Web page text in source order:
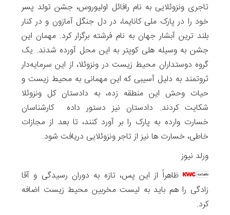
تاجری ونزوئلایی به نام رافائل اولیوروس، جشن تولد پسر
خود را در پارک ملی کانایما، در دل جنگل آمازون و در کنار
بلند ترین آبشار جهان به نام فرشته برگزار کرد. مهمان این
جشن به وسیله هلی کوپتر به این محل آورده شدند. یک
گروه دوستداران محیط زیست در ونزوئلا، از این سرمایه‌دار
ثروتمند به دلیل آسیبی که این مهمانی به محیط زیست و
حیات وحش این منطقه زده، به دادستان کل ونزوئلا
شکایت کردند. دادستان نیز دستور داده کارشناسان
خسارت وارده به پارک را بر آورد کنند، تا بعد از مجازات
خاطی، خسارت ها نیز از تاجر ونزوئلایی دریافت شود.
ورلد نیوز
ظاهراً از این پس، تازه به دوران رسیدگی و آقا
زادگی را هم باید به لیست مخربین محیط زیست اضافه
کرد.